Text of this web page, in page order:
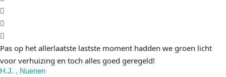
Pas op het allerlaatste lastste moment hadden we groen licht
voor verhuizing en toch alles goed geregeld!
H.J. , Nuenen